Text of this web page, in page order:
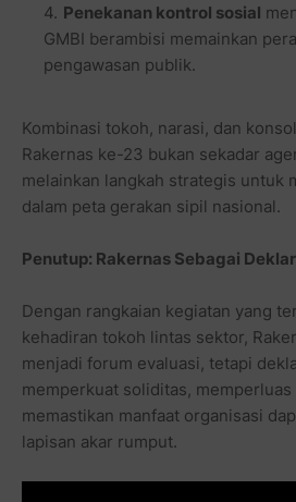
Penekanan kontrol sosial
GMBI berambisi memainkan
pengawasan publik.
Kombinasi tokoh, narasi, dan
Rakernas ke-23 bukan sekadar
melainkan langkah strategis untuk
dalam peta gerakan sipil nasional.
Penutup: Rakernas Sebagai
Dengan rangkaian kegiatan yang
kehadiran tokoh lintas sektor,
menjadi forum evaluasi, tetapi
memperkuat soliditas, memperluas
memastikan manfaat organisasi
lapisan akar rumput.